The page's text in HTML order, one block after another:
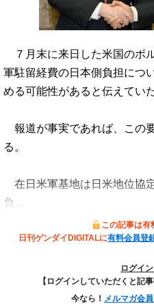
７月末に来日した米国のボ
軍駐留経費の日本側負担につ
める可能性があると伝えてい
報道が事実であれば、この
る。
在日米軍基地は日米地位協
負…
この記事は有
日刊ゲンダイDIGITALに有料会員登
ログイ
【ログインしていただくと記
今なら！ メルマガ会